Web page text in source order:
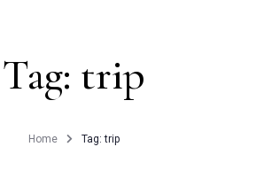
PHÒNG
Tag: trip
Home Tag: trip